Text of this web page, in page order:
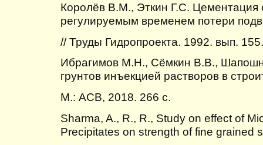
Королёв В.М., Эткин Г.С. Цементация
регулируемым временем потери
// Труды Гидропроекта. 1992. вып.
Ибрагимов М.Н., Сёмкин В.В.,
грунтов инъекцией растворов в
М.: АСВ, 2018. 266 с.
Sharma, A., R., R., Study on effect of
Precipitates on strength of fine grained